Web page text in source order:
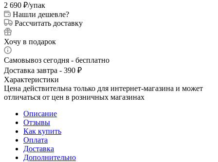
2 690 ₽/упак
Нашли дешевле?
Рассчитать доставку
Хочу в подарок
Самовывоз сегодня - бесплатно
Доставка завтра - 390 ₽
Характеристики
Цена действительна только для интернет-магазина и может
отличаться от цен в розничных магазинах
Описание
Отзывы
Как купить
Оплата
Доставка
Дополнительно